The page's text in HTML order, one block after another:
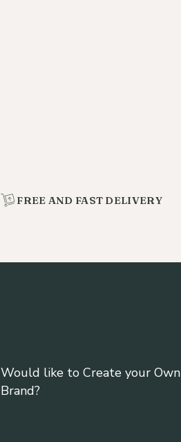
FREE AND FAST DELIVERY
Would like to Create your Own
Brand?